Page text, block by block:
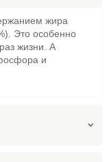
жира
Это особенно
жизни. А
и